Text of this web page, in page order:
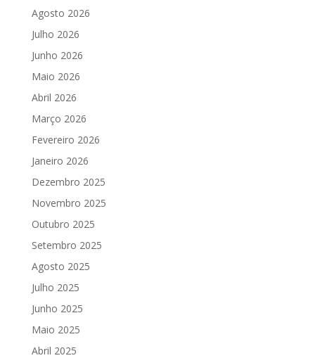
Agosto 2026
Julho 2026
Junho 2026
Maio 2026
Abril 2026
Março 2026
Fevereiro 2026
Janeiro 2026
Dezembro 2025
Novembro 2025
Outubro 2025
Setembro 2025
Agosto 2025
Julho 2025
Junho 2025
Maio 2025
Abril 2025